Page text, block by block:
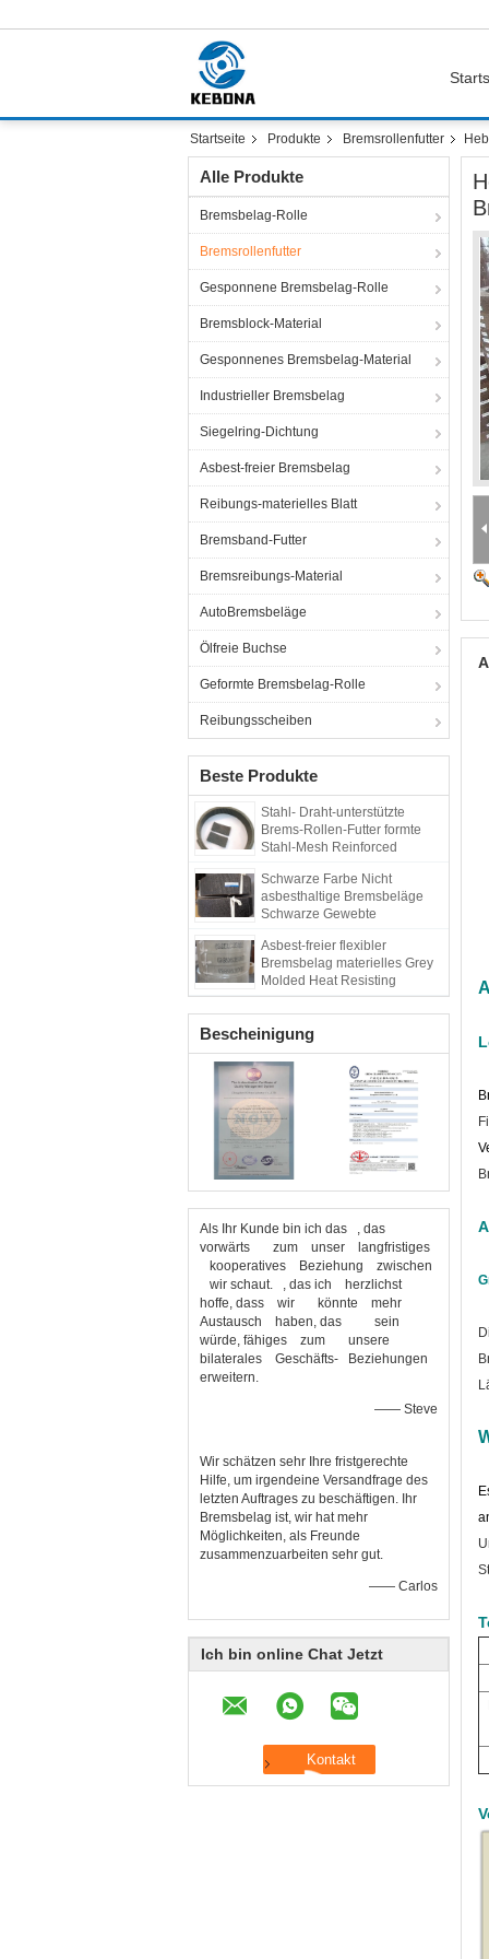
Startseite Produkte Bremsrollenfutter
Alle Produkte
Bremsbelag-Rolle
Bremsrollenfutter
Gesponnene Bremsbelag-Rolle
Bremsblock-Material
Gesponnenes Bremsbelag-Material
Industrieller Bremsbelag
Siegelring-Dichtung
Asbest-freier Bremsbelag
Reibungs-materielles Blatt
Bremsband-Futter
Bremsreibungs-Material
AutoBremsbeläge
Ölfreie Buchse
Geformte Bremsbelag-Rolle
Reibungsscheiben
Beste Produkte
Stahl- Draht-unterstützte
Brems-Rollen-Futter formte
Stahl-Mesh Reinforced
Schwarze Farbe Nicht
asbesthaltige Bremsbeläge
Schwarze Gewebte
Asbest-freier flexibler
Bremsbelag materielles Grey
Molded Heat Resisting
Bescheinigung
Als Ihr Kunde bin ich das , das
vorwärts zum unser langfristiges
kooperatives Beziehung zwischen
wir schaut. , das ich herzlichst
hoffe, dass wir könnte mehr
Austausch haben, das sein
würde, fähiges zum unsere
bilaterales Geschäfts- Beziehungen
erweitern.
—— Steve
Wir schätzen sehr Ihre fristgerechte
Hilfe, um irgendeine Versandfrage des
letzten Auftrages zu beschäftigen. Ihr
Bremsbelag ist, wir hat mehr
Möglichkeiten, als Freunde
zusammenzuarbeiten sehr gut.
—— Carlos
Ich bin online Chat Jetzt